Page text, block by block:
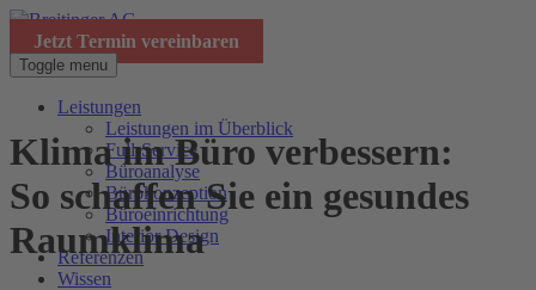
Jetzt Termin vereinbaren
Toggle menu
Leistungen
Leistungen im Überblick
Full-Service
Büroanalyse
Bürokonzeption
Büroeinrichtung
Interior Design
Referenzen
Wissen
Klima im Büro verbessern:
So schaffen Sie ein gesundes
Raumklima